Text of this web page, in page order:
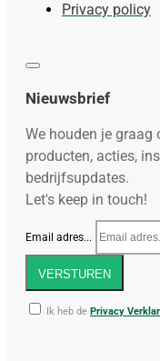
Privacy policy
Nieuwsbrief
We houden je graag
producten, acties,
bedrijfsupdates.
Let's keep in touch!
Email adres...
VERSTUREN
Ik heb de Privacy